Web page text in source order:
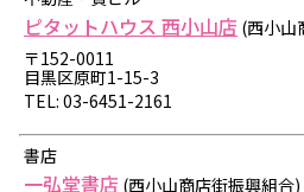
ピタットハウス 西小山店 (西小山
〒152-0011
目黒区原町1-15-3
TEL: 03-6451-2161
書店
一弘堂書店 (西小山商店街振興組合)